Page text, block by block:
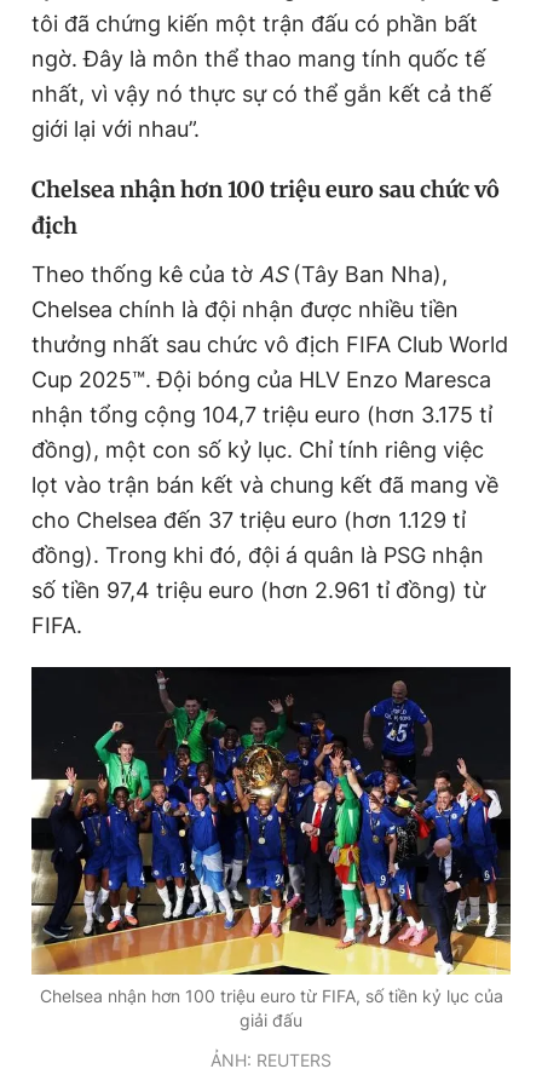
tôi đã chứng kiến một trận đấu có phần bất
ngờ. Đây là môn thể thao mang tính quốc tế
nhất, vì vậy nó thực sự có thể gắn kết cả thế
giới lại với nhau”.
Chelsea nhận hơn 100 triệu euro sau chức vô
địch
Theo thống kê của tờ AS(Tây Ban Nha),
Chelsea chính là đội nhận được nhiều tiền
thưởng nhất sau chức vô địch FIFA Club World
Cup 2025™. Đội bóng của HLV Enzo Maresca
nhận tổng cộng 104,7 triệu euro (hơn 3.175 tỉ
đồng), một con số kỷ lục. Chỉ tính riêng việc
lọt vào trận bán kết và chung kết đã mang về
cho Chelsea đến 37 triệu euro (hơn 1.129 tỉ
đồng). Trong khi đó, đội á quân là PSG nhận
số tiền 97,4 triệu euro (hơn 2.961 tỉ đồng) từ
FIFA.
Chelsea nhận hơn 100 triệu euro từ FIFA, số tiền kỷ lục của
giải đấu
ẢNH: REUTERS